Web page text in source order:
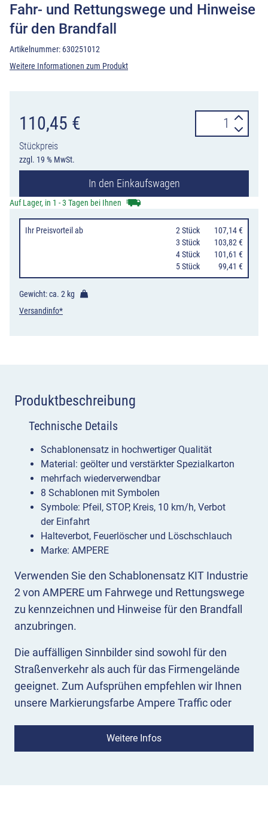
Fahr- und Rettungswege und Hinweise
für den Brandfall
Artikelnummer: 630251012
Weitere Informationen zum Produkt
110,45 €
Stückpreis
zzgl. 19 % MwSt.
KIT
2
und
Rettungswege
und
Hinweise
In den Einkaufswagen
Auf Lager, in 1 - 3 Tagen bei Ihnen
Ihr Preisvorteil ab 2 Stück
107,14 €
3 Stück
103,82 €
4 Stück
101,61 €
5 Stück 99,41 €
Gewicht: ca. 2 kg
Versandinfo*
Produktbeschreibung
Verwenden Sie den Schablonensatz KIT Industrie
2 von AMPERE um Fahrwege und Rettungswege
zu kennzeichnen und Hinweise für den Brandfall
anzubringen.
Die auffälligen Sinnbilder sind sowohl für den
Straßenverkehr als auch für das Firmengelände
geeignet. Zum Aufsprühen empfehlen wir Ihnen
unsere Markierungsfarbe Ampere Traffic oder
lassen sich mehrmals zum Auftragen der
Piktogramme verwenden.
Weitere Infos
Technische Details
Schablonensatz in hochwertiger Qualität
Material: geölter und verstärkter Spezialkarton
mehrfach wiederverwendbar
8 Schablonen mit Symbolen
Symbole: Pfeil, STOP, Kreis, 10 km/h, Verbot
der Einfahrt
Halteverbot, Feuerlöscher und Löschschlauch
Marke: AMPERE